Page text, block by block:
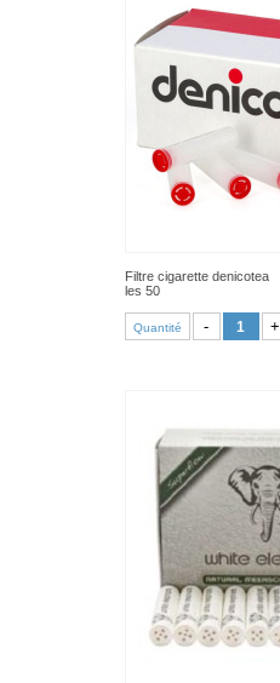
Filtre cigarette denicotea
les 50
Quantité - +